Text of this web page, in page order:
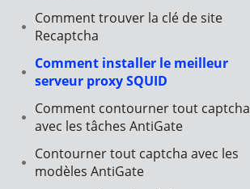
Comment trouver la clé de site
Recaptcha
Comment installer le meilleur
serveur proxy SQUID
Comment contourner tout captcha
avec les tâches AntiGate
Contourner tout captcha avec les
modèles AntiGate